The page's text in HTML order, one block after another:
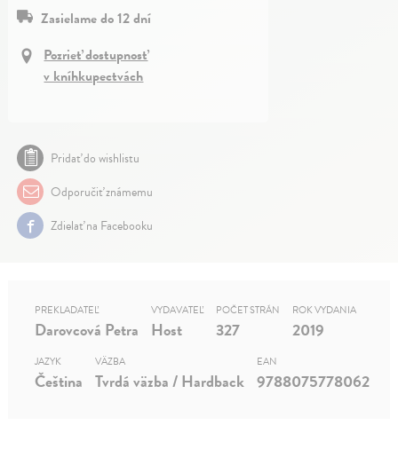
Zasielame do 12 dní
Pozrieť dostupnosť
v kníhkupectvách
Pridať do wishlistu
Odporučiť známemu
Zdielať na Facebooku
PREKLADATEĽ
Darovcová Petra
VYDAVATEĽ
Host
POČET STRÁN
327
ROK VYDANIA
2019
JAZYK
Čeština
VÄZBA
Tvrdá väzba / Hardback
EAN
9788075778062